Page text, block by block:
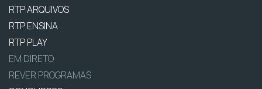
RTP ARQUIVOS
RTP ENSINA
RTP PLAY
EM DIRETO
REVER PROGRAMAS